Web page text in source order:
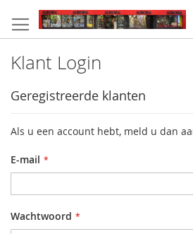
naar
de
Klant Login
Geregistreerde klanten
Als u een account hebt, meld u dan
E-mail
Wachtwoord